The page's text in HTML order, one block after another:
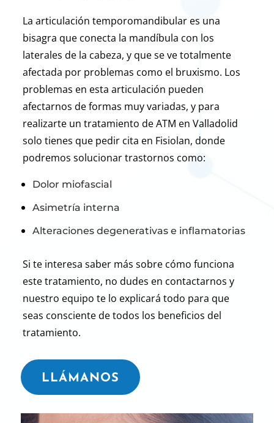
La articulación temporomandibular es una
bisagra que conecta la mandíbula con los
laterales de la cabeza, y que se ve totalmente
afectada por problemas como el bruxismo. Los
problemas en esta articulación pueden
afectarnos de formas muy variadas, y para
realizarte un tratamiento de ATM en Valladolid
solo tienes que pedir cita en Fisiolan, donde
podremos solucionar trastornos como:
Dolor miofascial
Asimetría interna
Alteraciones degenerativas e inflamatorias
Si te interesa saber más sobre cómo funciona
este tratamiento, no dudes en contactarnos y
nuestro equipo te lo explicará todo para que
seas consciente de todos los beneficios del
tratamiento.
LLÁMANOS